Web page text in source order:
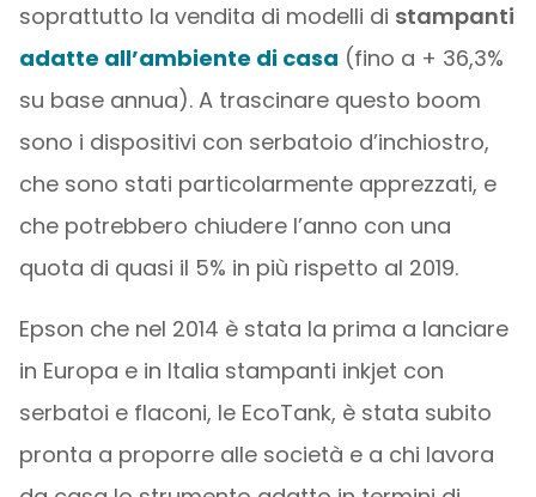
soprattutto la vendita di modelli di stampanti
adatte all’ambiente di casa (fino a + 36,3%
su base annua). A trascinare questo boom
sono i dispositivi con serbatoio d’inchiostro,
che sono stati particolarmente apprezzati, e
che potrebbero chiudere l’anno con una
quota di quasi il 5% in più rispetto al 2019.
Epson che nel 2014 è stata la prima a lanciare
in Europa e in Italia stampanti inkjet con
serbatoi e flaconi, le EcoTank, è stata subito
pronta a proporre alle società e a chi lavora